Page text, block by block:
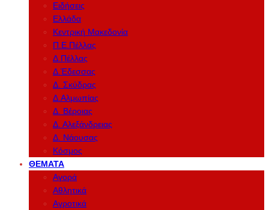
Ειδήσεις
Ελλάδα
Κεντρική Μακεδονία
Π.Ε.Πέλλας
Δ.Πέλλας
Δ.Έδεσσας
Δ. Σκύδρας
Δ.Αλμωπίας
Δ. Βέροιας
Δ. Αλεξάνδρειας
Δ. Νάουσας
Κόσμος
ΘΈΜΑΤΑ
Αγορά
Αθλητικά
Αγροτικά